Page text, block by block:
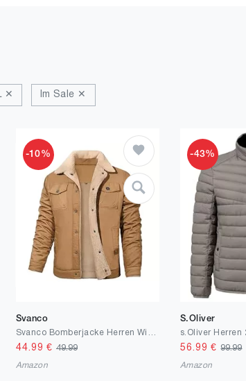
✕ Im Sale ✕
-10%
Svanco
44.99 € 49.99
Amazon
-43%
S.Oliver
56.99 €99.99
Amazon